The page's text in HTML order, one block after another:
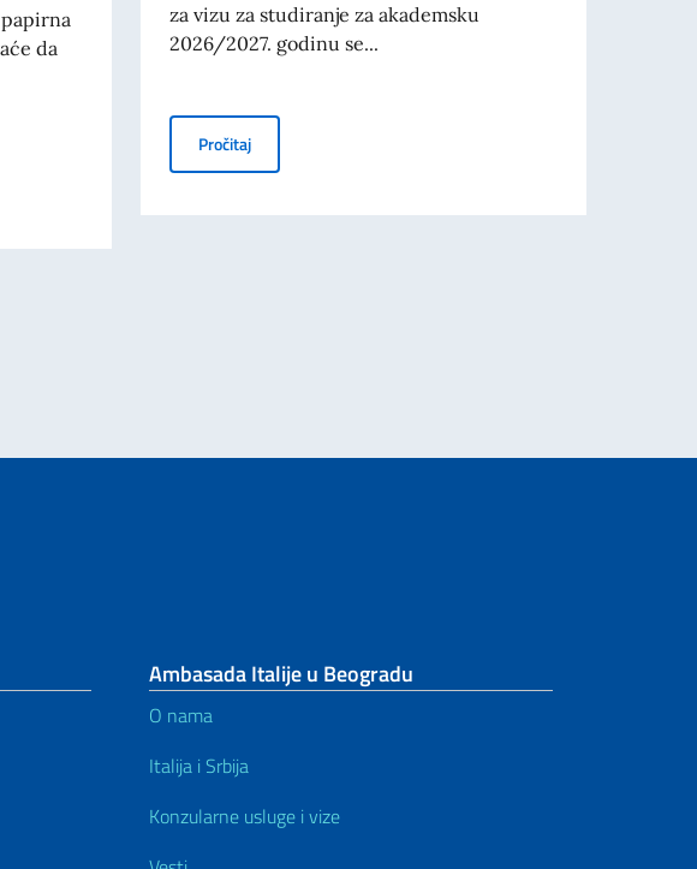
PRIVATNOG SEKTORA
da
KARTE ZA PUTOVANJE U INOSTRANSTVO OD 3. AVGUSTA
za vizu za studiranje za akademsku
2026/2027. godinu se...
PročitajOBAVEŠTENJE U VEZI SA VIZAMA ZA STUDIRANJE
Ambasada Italije u Beogradu
O nama
Italija i Srbija
Konzularne usluge i vize